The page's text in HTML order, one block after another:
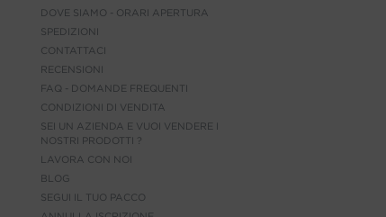
DOVE SIAMO - ORARI APERTURA
SPEDIZIONI
CONTATTACI
RECENSIONI
FAQ - DOMANDE FREQUENTI
CONDIZIONI DI VENDITA
SEI UN AZIENDA E VUOI VENDERE I
NOSTRI PRODOTTI ?
LAVORA CON NOI
BLOG
SEGUI IL TUO PACCO